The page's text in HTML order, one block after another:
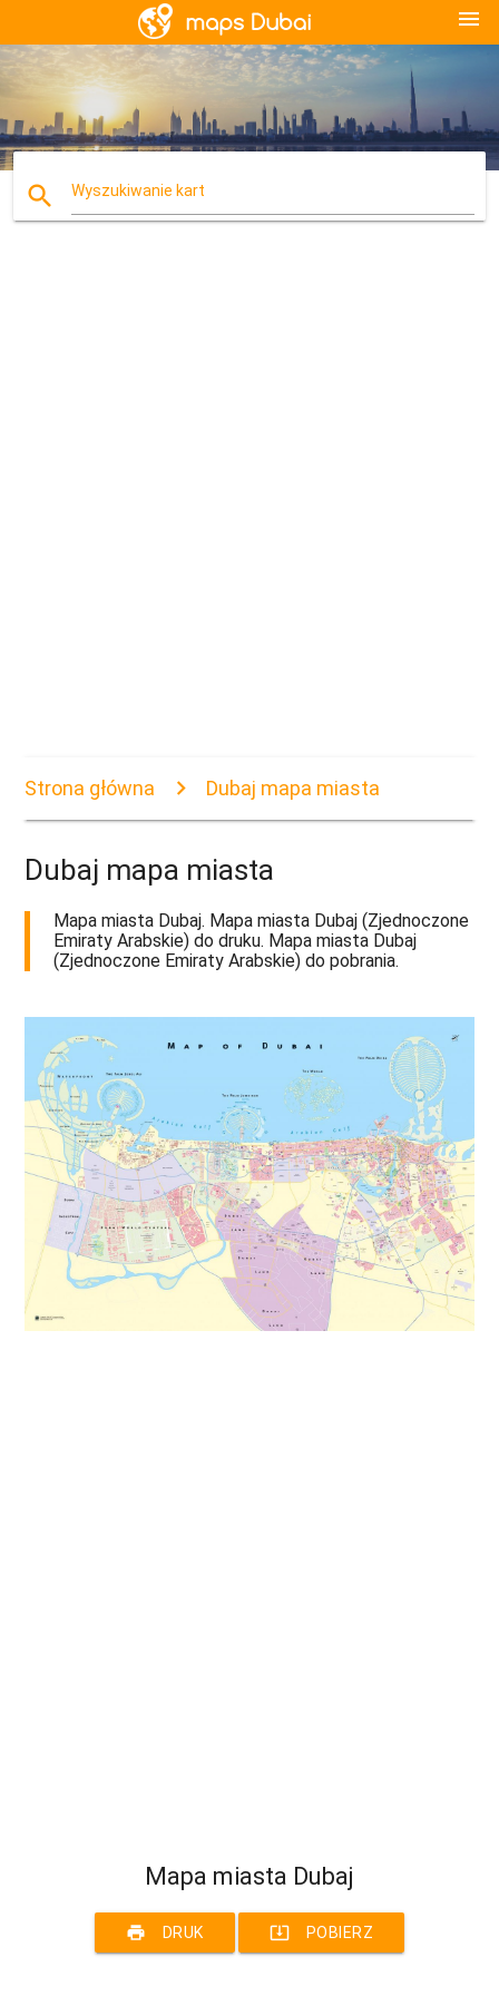
menu
search Wyszukiwanie kart
Strona główna Dubaj mapa miasta
Dubaj mapa miasta
Mapa miasta Dubaj. Mapa miasta Dubaj (Zjednoczone
Emiraty Arabskie) do druku. Mapa miasta Dubaj
(Zjednoczone Emiraty Arabskie) do pobrania.
Mapa miasta Dubaj
print DRUK system_update_alt POBIERZ